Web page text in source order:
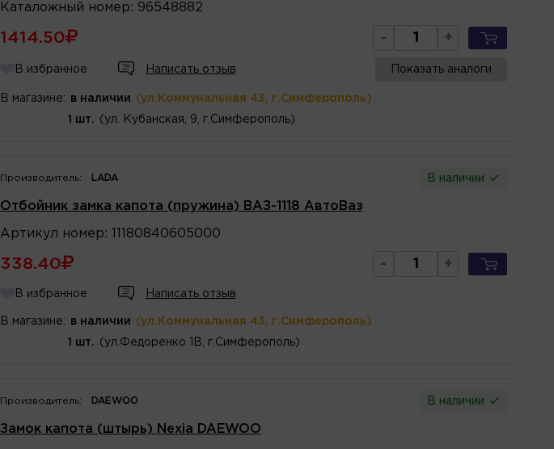
Каталожный номер : 96548882
1414.50 - +
В избранное Написать отзыв Показать аналоги
В магазине: в наличии (ул.Коммунальная 43, г.Симферополь)
1 шт. (ул. Кубанская, 9, г.Симферополь)
Производитель: LADA В наличии
Отбойник замка капота (пружина) ВАЗ-1118 АвтоВаз
Артикул номер : 11180840605000
338.40 - +
В избранное Написать отзыв
В магазине: в наличии (ул.Коммунальная 43, г.Симферополь)
1 шт. (ул.Федоренко 1В, г.Симферополь)
Производитель: DAEWOO В наличии
Замок капота (штырь) Nexia DAEWOO